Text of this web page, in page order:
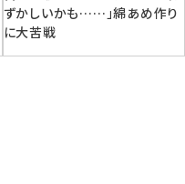
ずかしいかも……」綿あめ作り
に大苦戦